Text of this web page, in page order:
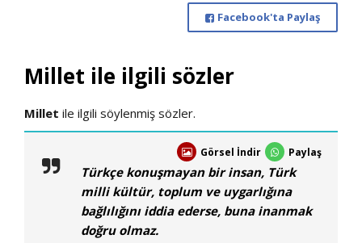
Facebook'ta Paylaş
Millet ile ilgili sözler
Millet ile ilgili söylenmiş sözler.
Görsel İndir Paylaş
Türkçe konuşmayan bir insan, Türk
milli kültür, toplum ve uygarlığına
bağlılığını iddia ederse, buna inanmak
doğru olmaz.